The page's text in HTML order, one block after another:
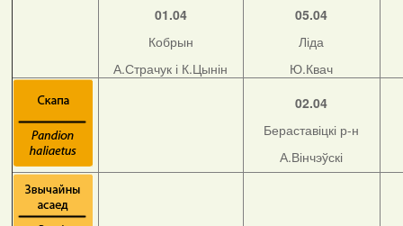
01.04
Кобрын
А.Страчук і К.Цынін
05.04
Ліда
Ю.Квач
02.04
Бераставіцкі р-н
А.Вінчэўскі